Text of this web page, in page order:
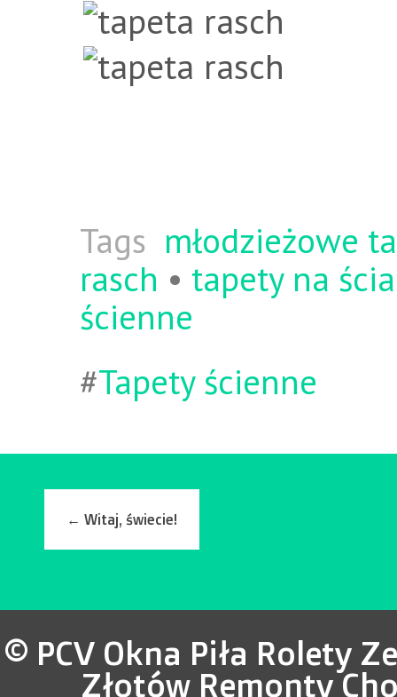
Tags młodzieżowe
rasch • tapety na
ścienne
#Tapety ścienne
← Witaj, świecie!
© PCV Okna Piła Rolety
Złotów Remonty